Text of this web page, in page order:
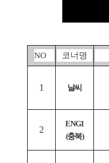
NO 코너명
1 날씨
2
ENG1
(충북)